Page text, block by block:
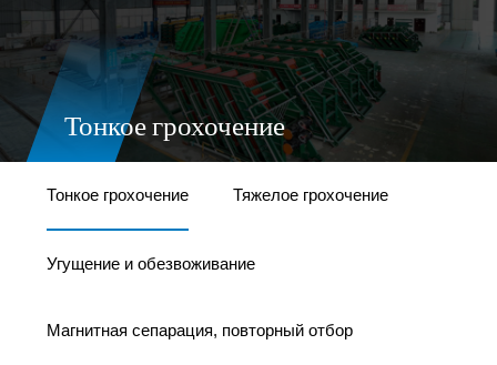
Тонкое грохочение
Тонкое грохочение Тяжелое грохочение
Угущение и обезвоживание
Магнитная сепарация, повторный отбор